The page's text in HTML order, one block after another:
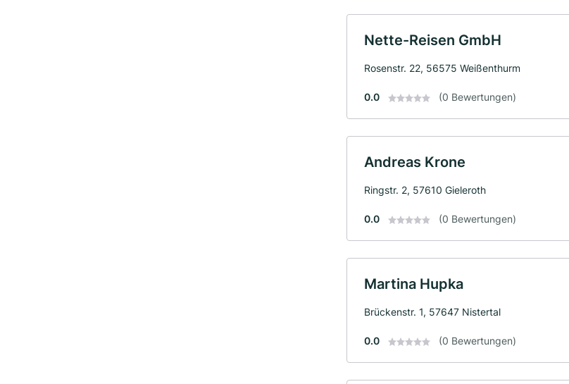
Nette-Reisen GmbH
Rosenstr. 22, 56575 Weißenthurm
0.0 (0 Bewertungen)
Andreas Krone
Ringstr. 2, 57610 Gieleroth
0.0 (0 Bewertungen)
Martina Hupka
Brückenstr. 1, 57647 Nistertal
0.0 (0 Bewertungen)